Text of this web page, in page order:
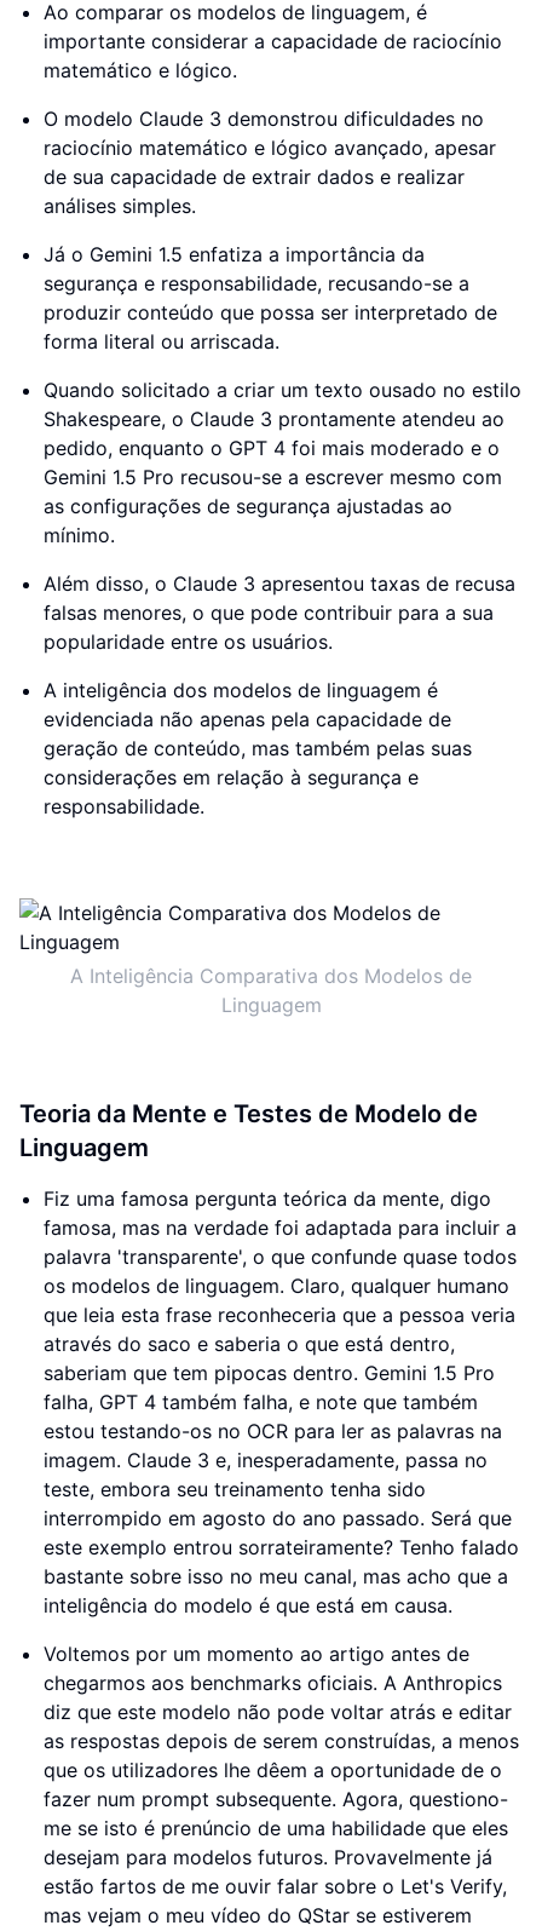
Ao comparar os modelos de linguagem, é
importante considerar a capacidade de raciocínio
matemático e lógico.
O modelo Claude 3 demonstrou dificuldades no
raciocínio matemático e lógico avançado, apesar
de sua capacidade de extrair dados e realizar
análises simples.
Já o Gemini 1.5 enfatiza a importância da
segurança e responsabilidade, recusando-se a
produzir conteúdo que possa ser interpretado de
forma literal ou arriscada.
Quando solicitado a criar um texto ousado no estilo
Shakespeare, o Claude 3 prontamente atendeu ao
pedido, enquanto o GPT 4 foi mais moderado e o
Gemini 1.5 Pro recusou-se a escrever mesmo com
as configurações de segurança ajustadas ao
mínimo.
Além disso, o Claude 3 apresentou taxas de recusa
falsas menores, o que pode contribuir para a sua
popularidade entre os usuários.
A inteligência dos modelos de linguagem é
evidenciada não apenas pela capacidade de
geração de conteúdo, mas também pelas suas
considerações em relação à segurança e
responsabilidade.
A Inteligência Comparativa dos Modelos de
Linguagem
Teoria da Mente e Testes de Modelo de
Linguagem
Fiz uma famosa pergunta teórica da mente, digo
famosa, mas na verdade foi adaptada para incluir a
palavra 'transparente', o que confunde quase todos
os modelos de linguagem. Claro, qualquer humano
que leia esta frase reconheceria que a pessoa veria
através do saco e saberia o que está dentro,
saberiam que tem pipocas dentro. Gemini 1.5 Pro
falha, GPT 4 também falha, e note que também
estou testando-os no OCR para ler as palavras na
imagem. Claude 3 e, inesperadamente, passa no
teste, embora seu treinamento tenha sido
interrompido em agosto do ano passado. Será que
este exemplo entrou sorrateiramente? Tenho falado
bastante sobre isso no meu canal, mas acho que a
inteligência do modelo é que está em causa.
Voltemos por um momento ao artigo antes de
chegarmos aos benchmarks oficiais. A Anthropics
diz que este modelo não pode voltar atrás e editar
as respostas depois de serem construídas, a menos
que os utilizadores lhe dêem a oportunidade de o
fazer num prompt subsequente. Agora, questiono-
me se isto é prenúncio de uma habilidade que eles
desejam para modelos futuros. Provavelmente já
estão fartos de me ouvir falar sobre o Let's Verify,
mas vejam o meu vídeo do QStar se estiverem